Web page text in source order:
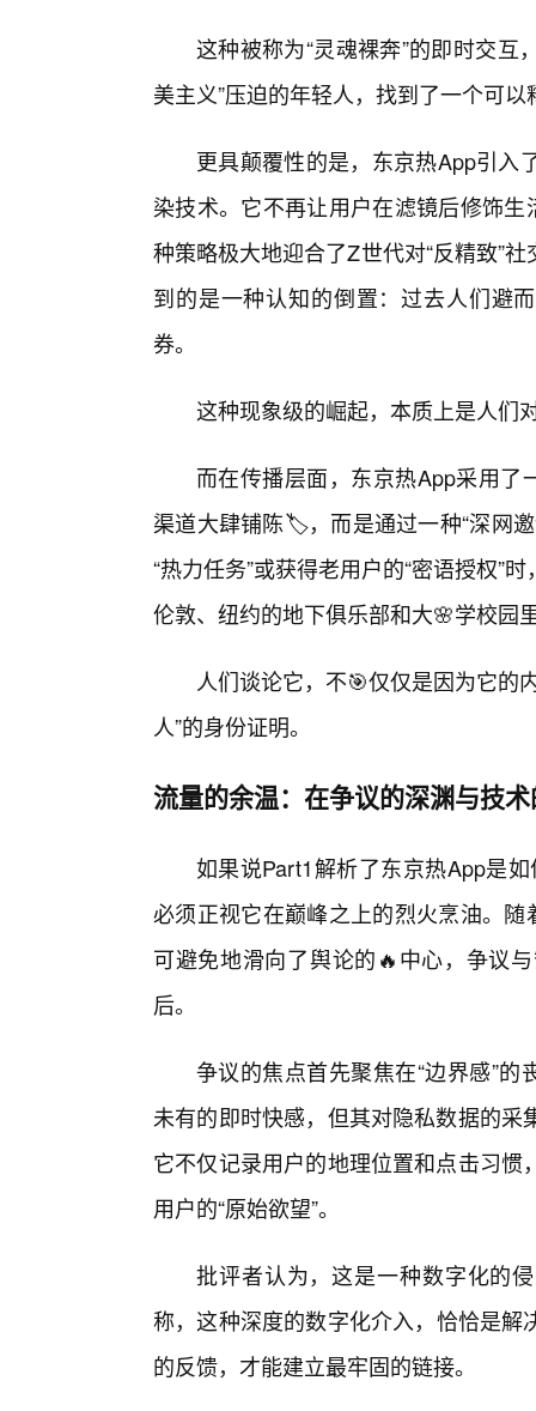
这种被称为“灵魂裸奔”的即时交互
美主义”压迫的年轻人，找到了一个可
更具颠覆性的是，东京热App引入
染技术。它不再让用户在滤镜后修饰
种策略极大地迎合了Z世代对“反精致”
到的是一种认知的倒置：过去人们避
券。
这种现象级的崛起，本质上是人们
而在传播层面，东京热App采用了
渠道大肆铺陈🏷️，而是通过一种“深网
“热力任务”或获得老用户的“密语授权”
伦敦、纽约的地下俱乐部和大🌸学校园
人们谈论它，不🎯仅仅是因为它的
人”的身份证明。
流量的余温：在争议的深渊与技
如果说Part1解析了东京热App是
必须正视它在巅峰之上的烈火烹油。
可避免地滑向了舆论的🔥中心，争议
后。
争议的焦点首先聚焦在“边界感”
未有的即时快感，但其对隐私数据的
它不仅记录用户的地理位置和点击习
用户的“原始欲望”。
批评者认为，这是一种数字化的
称，这种深度的数字化介入，恰恰是
的反馈，才能建立最牢固的链接。